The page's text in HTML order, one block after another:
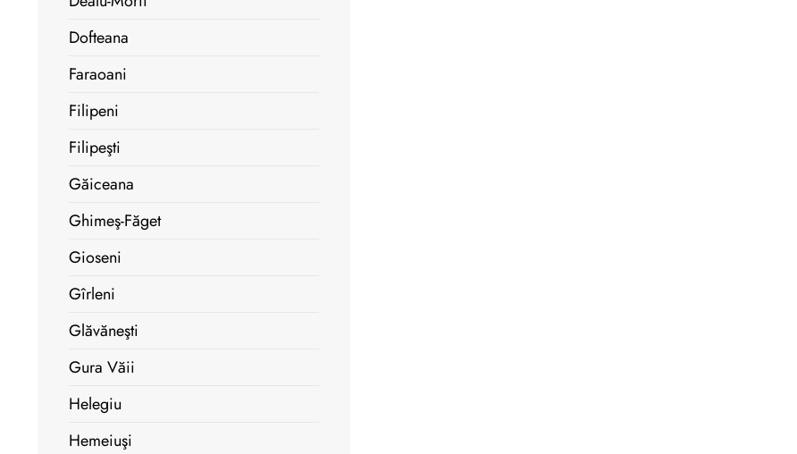
Dofteana
Faraoani
Filipeni
Filipeşti
Găiceana
Ghimeş-Făget
Gioseni
Gîrleni
Glăvăneşti
Gura Văii
Helegiu
Hemeiuşi